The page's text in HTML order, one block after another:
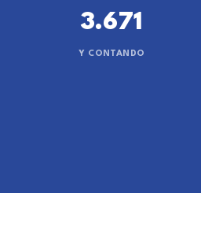
3.671
Y CONTANDO